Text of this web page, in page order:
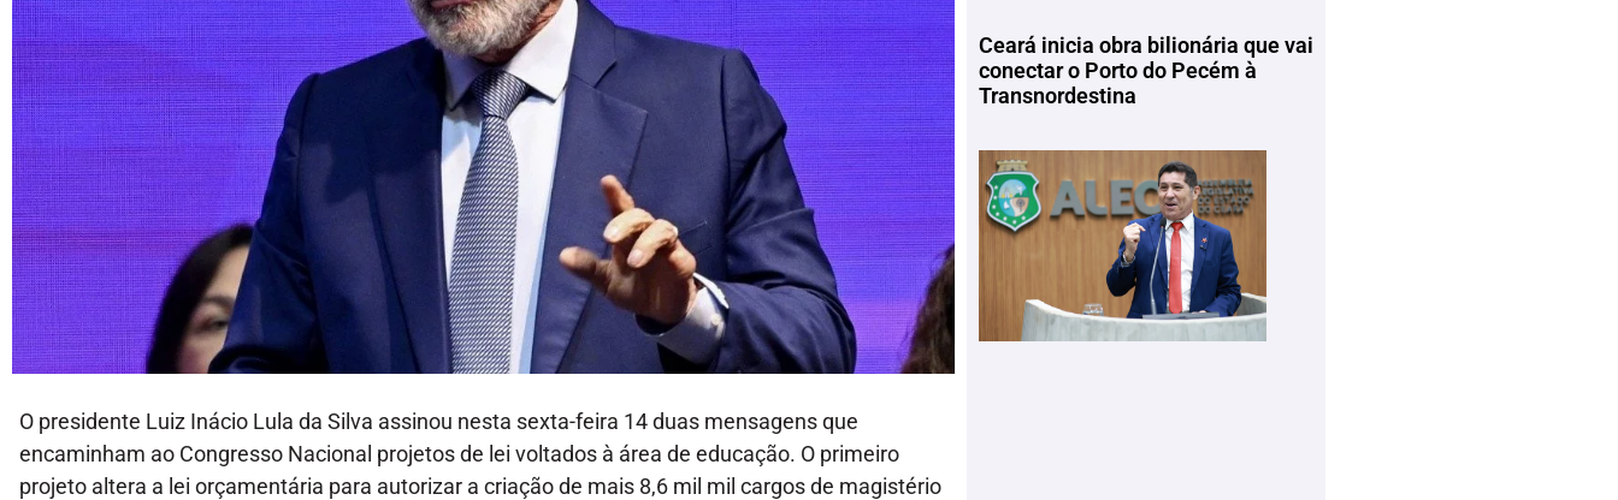
O presidente Luiz Inácio Lula da Silva assinou nesta sexta-feira 14 duas mensagens que
encaminham ao Congresso Nacional projetos de lei voltados à área de educação. O primeiro
projeto altera a lei orçamentária para autorizar a criação de mais 8,6 mil mil cargos de magistério
Ceará inicia obra bilionária que vai
conectar o Porto do Pecém à
Transnordestina